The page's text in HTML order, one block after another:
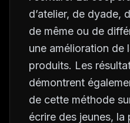
d’atelier, de dyade,
de même ou de
une amélioration de
produits. Les
démontrent
de cette méthode
écrire des jeunes, la